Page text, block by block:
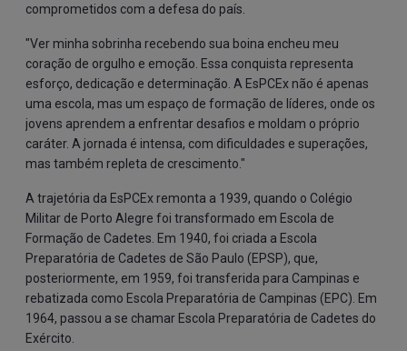
comprometidos com a defesa do país.
"Ver minha sobrinha recebendo sua boina encheu meu
coração de orgulho e emoção. Essa conquista representa
esforço, dedicação e determinação. A EsPCEx não é apenas
uma escola, mas um espaço de formação de líderes, onde os
jovens aprendem a enfrentar desafios e moldam o próprio
caráter. A jornada é intensa, com dificuldades e superações,
mas também repleta de crescimento."
A trajetória da EsPCEx remonta a 1939, quando o Colégio
Militar de Porto Alegre foi transformado em Escola de
Formação de Cadetes. Em 1940, foi criada a Escola
Preparatória de Cadetes de São Paulo (EPSP), que,
posteriormente, em 1959, foi transferida para Campinas e
rebatizada como Escola Preparatória de Campinas (EPC). Em
1964, passou a se chamar Escola Preparatória de Cadetes do
Exército.